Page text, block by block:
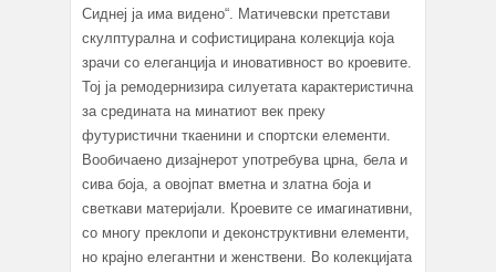
Сиднеј ја има видено“. Матичевски претстави
скулптурална и софистицирана колекција која
зрачи со елеганција и иновативност во кроевите.
Тој ја ремодернизира силуетата карактеристична
за средината на минатиот век преку
футуристични ткаенини и спортски елементи.
Вообичаено дизајнерот употребува црна, бела и
сива боја, а овојпат вметна и златна боја и
светкави материјали. Кроевите се имагинативни,
со многу преклопи и деконструктивни елементи,
но крајно елегантни и женствени. Во колекцијата